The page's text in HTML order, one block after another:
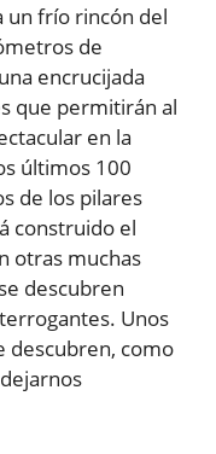
un frío rincón del
de
encrucijada
que permitirán al
en la
últimos 100
de los pilares
construido el
otras muchas
descubren
Unos
descubren, como